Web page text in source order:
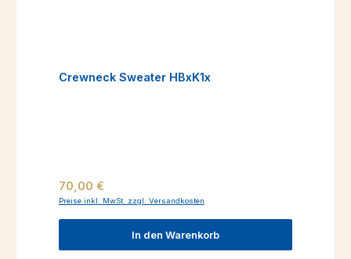
Crewneck Sweater HBxK1x
Regulärer Preis:
70,00 €
Preise inkl. MwSt. zzgl. Versandkosten
In den Warenkorb